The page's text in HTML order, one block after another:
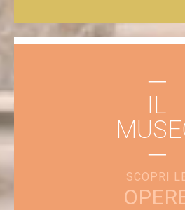
La Basilica e i Palazzi della
preziosi equilibri di rapporti,
forme, in altezze e in toni
─
IL
─
SCOPRI